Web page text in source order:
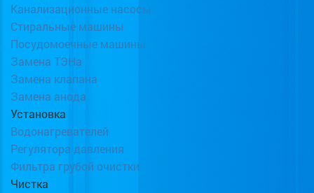
Канализационные насосы
Стиральные машины
Посудомоечные машины
Замена ТЭНа
Замена клапана
Замена анода
Установка
Водонагревателей
Регулятора давления
Фильтра грубой очистки
Чистка